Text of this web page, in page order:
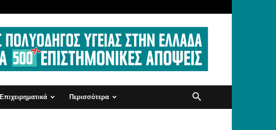
Επιχειρηματικά Περισσότερα